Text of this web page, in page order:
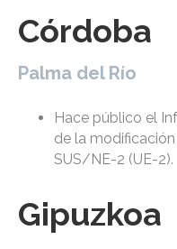
Córdoba
Palma del Río
Hace público el
de la
SUS/NE-2 (UE-2).
Gipuzkoa